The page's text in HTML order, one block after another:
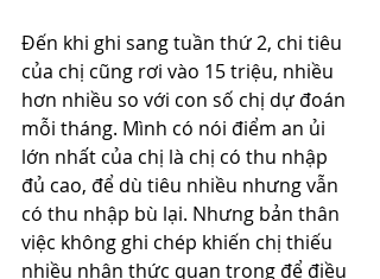
Đến khi ghi sang tuần thứ 2, chi tiêu
của chị cũng rơi vào 15 triệu, nhiều
hơn nhiều so với con số chị dự đoán
mỗi tháng. Mình có nói điểm an ủi
lớn nhất của chị là chị có thu nhập
đủ cao, để dù tiêu nhiều nhưng vẫn
có thu nhập bù lại. Nhưng bản thân
việc không ghi chép khiến chị thiếu
nhiều nhận thức quan trọng để điều